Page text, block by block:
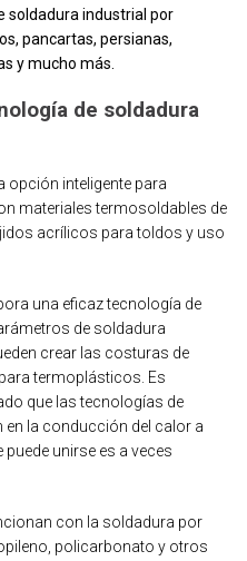
soldadura industrial por
pancartas, persianas,
y mucho más.
de soldadura
opción inteligente para
materiales termosoldables de
acrílicos para toldos y uso
una eficaz tecnología de
de soldadura
crear las costuras de
termoplásticos. Es
que las tecnologías de
la conducción del calor a
unirse es a veces
con la soldadura por
policarbonato y otros